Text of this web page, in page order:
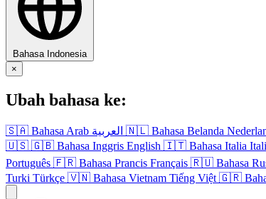
Bahasa Indonesia
×
Ubah bahasa ke:
🇸🇦 Bahasa Arab العربية 🇳🇱 Bahasa Belanda
🇺🇸 🇬🇧 Bahasa Inggris English 🇮🇹 Bahasa Italia
Português 🇫🇷 Bahasa Prancis Français 🇷🇺 Bahasa
Turki Türkçe 🇻🇳 Bahasa Vietnam Tiếng Việt 🇬🇷